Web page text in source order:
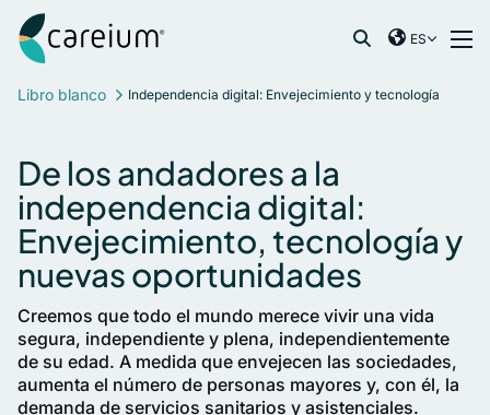
Ir al contenido
Careium Spain
ES
France
Netherlands
Norway
Spain
Sweden
United Kingdom
Buscar:
Libro blanco Independencia digital: Envejecimiento y tecnología
De los andadores a la
independencia digital:
Envejecimiento, tecnología y
nuevas oportunidades
Creemos que todo el mundo merece vivir una vida
segura, independiente y plena, independientemente
de su edad. A medida que envejecen las sociedades,
aumenta el número de personas mayores y, con él, la
demanda de servicios sanitarios y asistenciales.